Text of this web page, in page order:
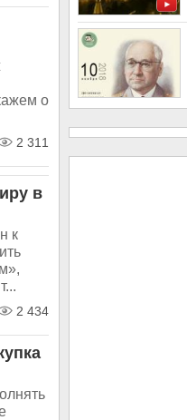
о
2 311
в
к
2 434